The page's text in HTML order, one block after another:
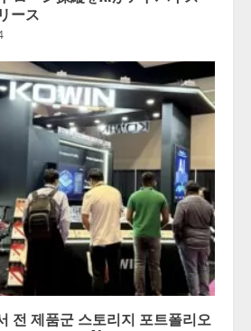
ース
전 제품군 스토리지 포트폴리오